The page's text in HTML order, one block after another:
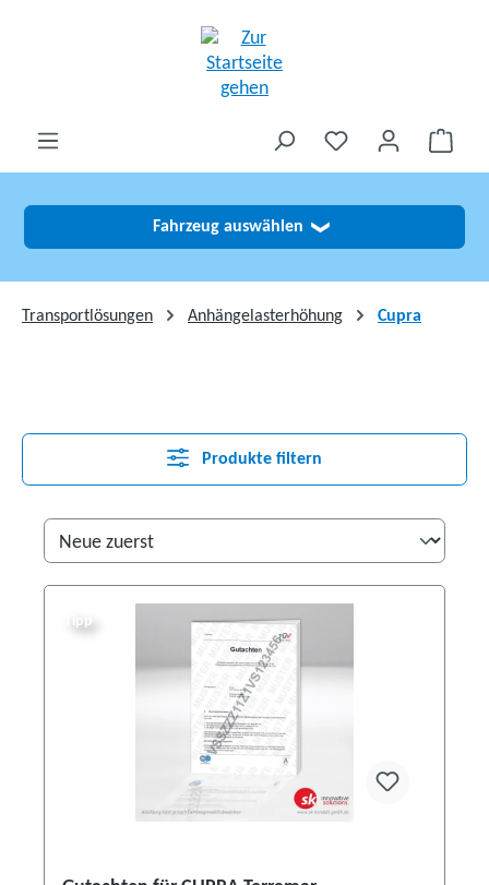
Fahrzeug auswählen ❯
Transportlösungen Anhängelasterhöhung Cupra
Produkte filtern
Tipp